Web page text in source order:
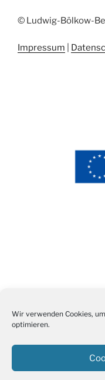
Wir verwenden Cookies,
optimieren.
© Ludwig-Bölkow-
Impressum